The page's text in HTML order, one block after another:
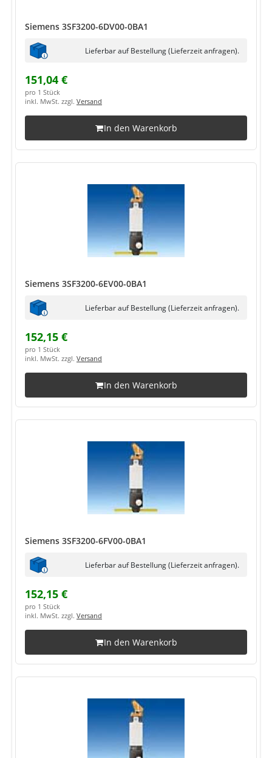
Siemens 3SF3200-6DV00-0BA1
Lieferbar auf Bestellung (Lieferzeit anfragen).
151,04 €
pro 1 Stück
inkl. MwSt. zzgl. Versand
In den Warenkorb
Siemens 3SF3200-6EV00-0BA1
Lieferbar auf Bestellung (Lieferzeit anfragen).
152,15 €
pro 1 Stück
inkl. MwSt. zzgl. Versand
In den Warenkorb
Siemens 3SF3200-6FV00-0BA1
Lieferbar auf Bestellung (Lieferzeit anfragen).
152,15 €
pro 1 Stück
inkl. MwSt. zzgl. Versand
In den Warenkorb